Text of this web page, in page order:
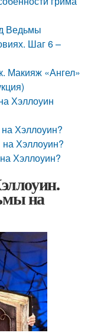
Ведьмы
Шаг 6 –
Макияж «Ангел»
Хэллоуин
Хэллоуин?
Хэллоуин?
Хэллоуин?
на